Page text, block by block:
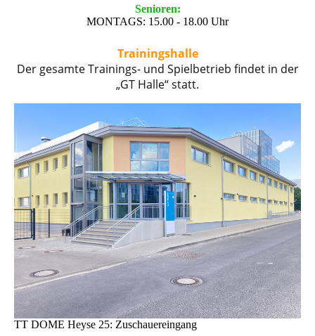
Senioren:
MONTAGS: 15.00 - 18.00 Uhr
Trainingshalle
Der gesamte Trainings- und Spielbetrieb findet in der
„GT Halle“ statt.
TT DOME Heyse 25: Zuschauereingang